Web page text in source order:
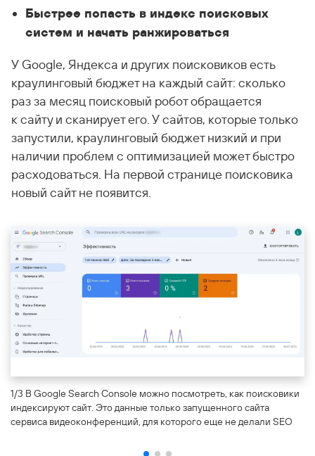
Быстрее попасть в индекс поисковых
систем и начать ранжироваться
У Google, Яндекса и других поисковиков есть
краулинговый бюджет на каждый сайт: сколько
раз за месяц поисковый робот обращается
к сайту и сканирует его. У сайтов, которые только
запустили, краулинговый бюджет низкий и при
наличии проблем с оптимизацией может быстро
расходоваться. На первой странице поисковика
новый сайт не появится.
1/3 В Google Search Console можно посмотреть, как поисковики
индексируют сайт. Это данные только запущенного сайта
сервиса видеоконференций, для которого еще не делали SEO